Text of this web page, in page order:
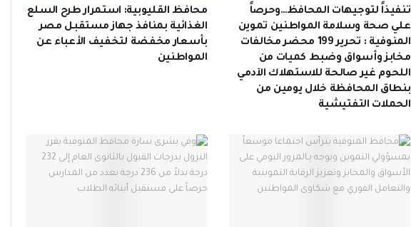
تنفيذاً لتوجيهات المحافظ…وحرصاً
علي صحة وسلامة المواطنين تموين
المنوفية : تحرير 199 محضر مخالفات
مخابز وأسواق وضبط كميات من
اللحوم غير صالحة للاستهلاك الآدمي
بنطاق المحافظة خلال يومين من
الحملات التفتيشية
محافظ القليوبية: استمرار طرح السلع
الغذائية بمنافذ جهاز مستقبل مصر
بأسعار مخفضة لتخفيف الأعباء عن
المواطنين